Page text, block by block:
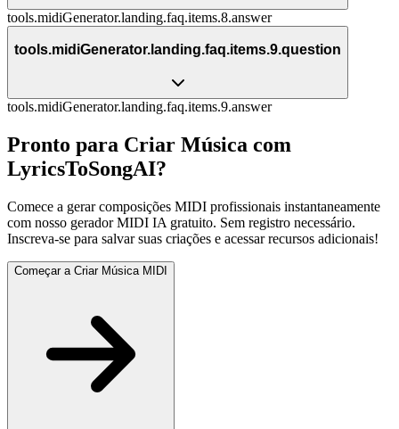
tools.midiGenerator.landing.faq.items.8.answer
tools.midiGenerator.landing.faq.items.9.question
tools.midiGenerator.landing.faq.items.9.answer
Pronto para Criar Música com
LyricsToSongAI?
Comece a gerar composições MIDI profissionais instantaneamente
com nosso gerador MIDI IA gratuito. Sem registro necessário.
Inscreva-se para salvar suas criações e acessar recursos adicionais!
Começar a Criar Música MIDI